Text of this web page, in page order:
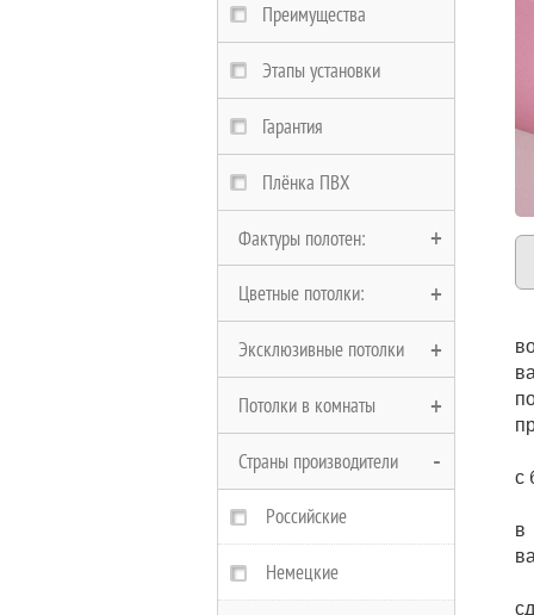
Преимущества
Этапы установки
Гарантия
Плёнка ПВХ
Фактуры полотен:
Глянцевые полотна
Матовые полотна
Сатиновые полотна
Замшевые полотна
Фактурные полотна
Тканевые
Цветные потолки:
Черные потолки
Белые потолки
Красные потолки
Бежевые потолки
Коричневые потолки
Эксклюзивные потолки
Многоуровневые
Двухуровневые
Криволинейные
Парящие
Потолки в комнаты
В Ванную
На кухню
В спальню
Страны производители
Российские
Немецкие
с
в